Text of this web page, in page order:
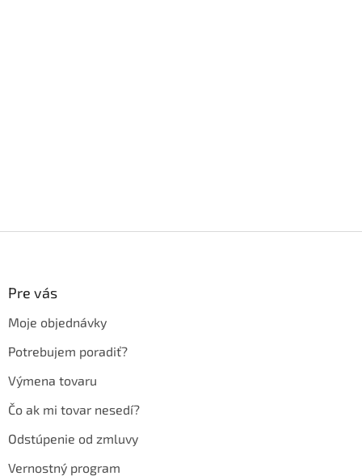
Pre vás
Moje objednávky
Potrebujem poradiť?
Výmena tovaru
Čo ak mi tovar nesedí?
Odstúpenie od zmluvy
Vernostný program